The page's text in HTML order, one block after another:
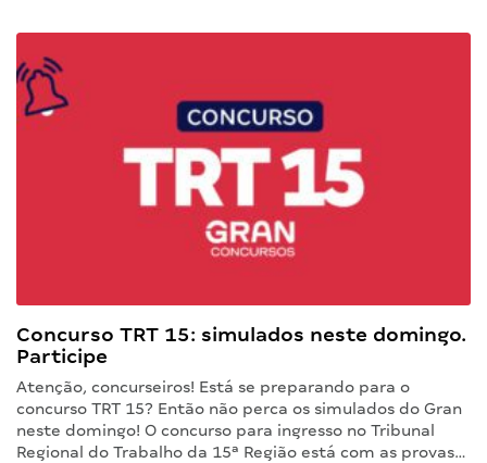
Concurso TRT 15: simulados neste domingo.
Participe
Atenção, concurseiros! Está se preparando para o
concurso TRT 15? Então não perca os simulados do Gran
neste domingo! O concurso para ingresso no Tribunal
Regional do Trabalho da 15ª Região está com as provas…